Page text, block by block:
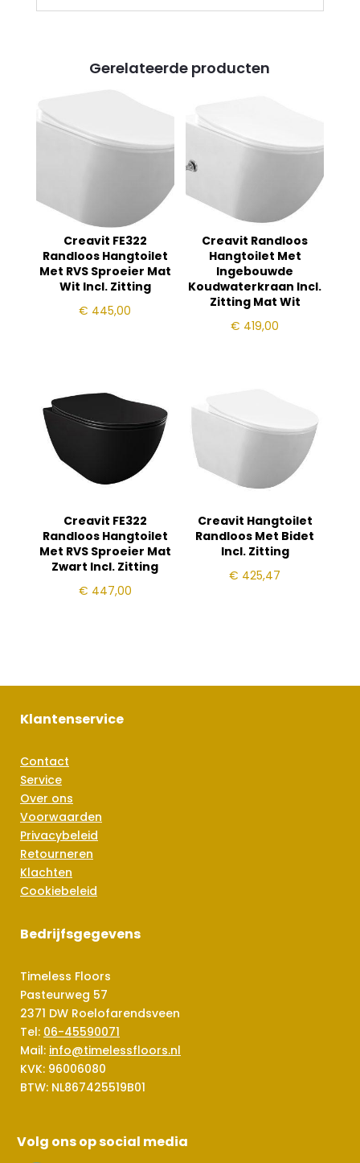
Gerelateerde producten
Creavit FE322
Randloos Hangtoilet
Met RVS Sproeier Mat
Wit Incl. Zitting
€ 445,00
Creavit Randloos
Hangtoilet Met
Ingebouwde
Koudwaterkraan Incl.
Zitting Mat Wit
€ 419,00
Creavit FE322
Randloos Hangtoilet
Met RVS Sproeier Mat
Zwart Incl. Zitting
€ 447,00
Creavit Hangtoilet
Randloos Met Bidet
Incl. Zitting
€ 425,47
Klantenservice
Contact
Service
Over ons
Voorwaarden
Privacybeleid
Retourneren
Klachten
Cookiebeleid
Bedrijfsgegevens
Timeless Floors
Pasteurweg 57
2371 DW Roelofarendsveen
Tel: 06-45590071
Mail: info@timelessfloors.nl
KVK: 96006080
BTW: NL867425519B01
Volg ons op social media